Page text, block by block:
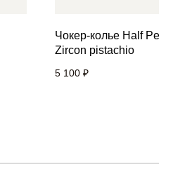
Чокер-колье Half
Zircon pistachio
5 100 ₽